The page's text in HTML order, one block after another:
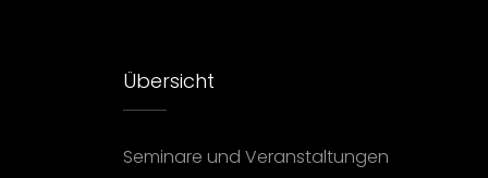
Übersicht
Seminare und Veranstaltungen